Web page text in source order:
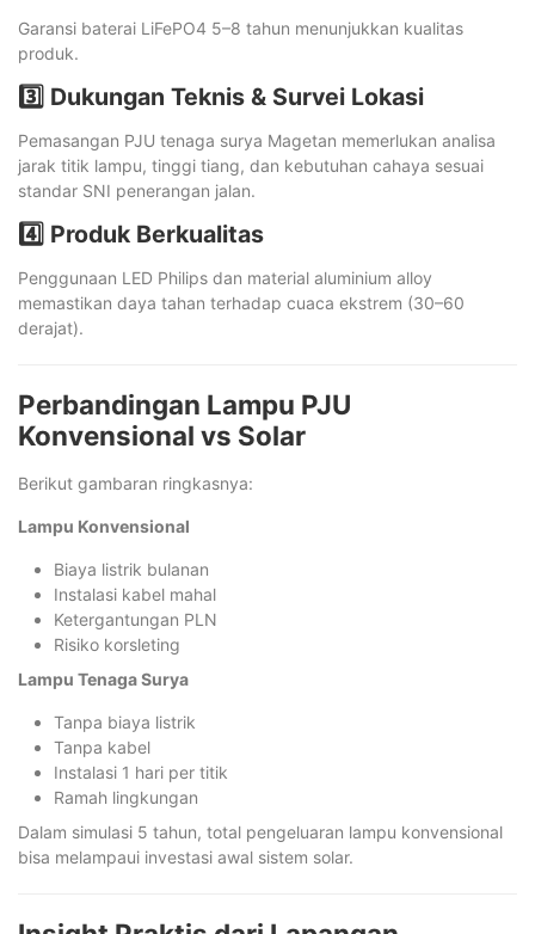
Garansi baterai LiFePO4 5–8 tahun menunjukkan kualitas
produk.
3️⃣ Dukungan Teknis & Survei Lokasi
Pemasangan PJU tenaga surya Magetan memerlukan analisa
jarak titik lampu, tinggi tiang, dan kebutuhan cahaya sesuai
standar SNI penerangan jalan.
4️⃣ Produk Berkualitas
Penggunaan LED Philips dan material aluminium alloy
memastikan daya tahan terhadap cuaca ekstrem (30–60
derajat).
Perbandingan Lampu PJU
Konvensional vs Solar
Berikut gambaran ringkasnya:
Lampu Konvensional
Biaya listrik bulanan
Instalasi kabel mahal
Ketergantungan PLN
Risiko korsleting
Lampu Tenaga Surya
Tanpa biaya listrik
Tanpa kabel
Instalasi 1 hari per titik
Ramah lingkungan
Dalam simulasi 5 tahun, total pengeluaran lampu konvensional
bisa melampaui investasi awal sistem solar.